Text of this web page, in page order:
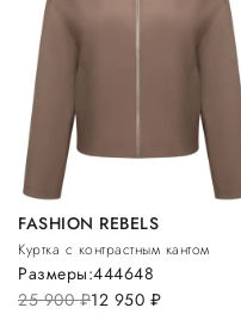
FASHION REBELS
Куртка с контрастным кантом
25 900руб.12 950 руб.
Размеры:444648